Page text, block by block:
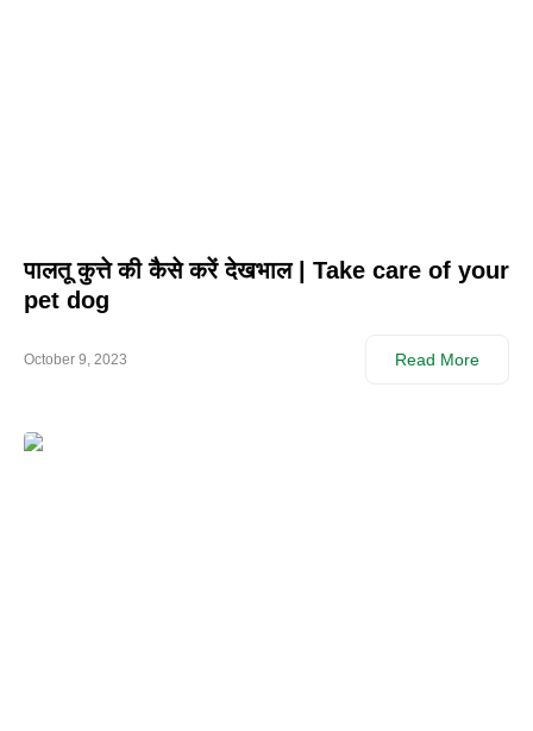
पालतू कुत्ते की कैसे करें देखभाल | Take care of your
pet dog
October 9, 2023 Read More